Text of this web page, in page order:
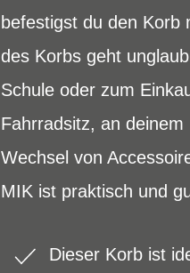
befestigst du den Korb
des Korbs geht
Schule oder zum
Fahrradsitz, an
Wechsel von
MIK ist praktisch und
Dieser Korb ist